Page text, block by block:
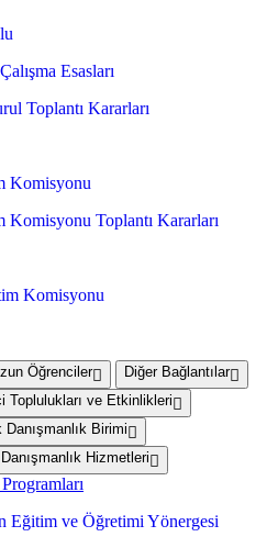
Esasları
Toplantı Kararları
Komisyonu
Toplantı Kararları
Komisyonu
Öğrenciler
Diğer Bağlantılar
Toplulukları ve Etkinlikleri
Birimi
Hizmetleri
Eğitim ve Öğretimi Yönergesi